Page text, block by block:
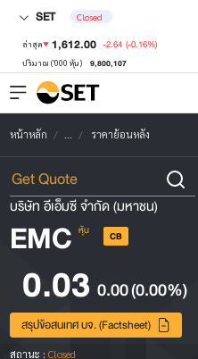
SET Closed
ล่าสุด 1,612.00 -2.64 (-0.16%)
ปริมาณ ('000 หุ้น) 9,800,107
หน้าหลัก ... ราคาย้อนหลัง
บริษัท อีเอ็มซี จำกัด (มหาชน)
EMC หุ้น CB
0.03 0.00(0.00%)
สรุปข้อสนเทศ บจ. (Factsheet)
สถานะ : Closed